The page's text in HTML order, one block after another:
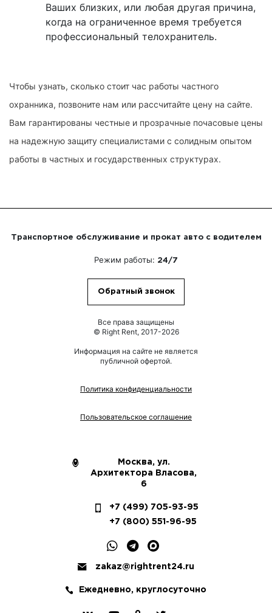
Ваших близких, или любая другая причина,
когда на ограниченное время требуется
профессиональный телохранитель.
Чтобы узнать, сколько стоит час работы частного
охранника, позвоните нам или рассчитайте цену на сайте.
Вам гарантированы честные и прозрачные почасовые цены
на надежную защиту специалистами с солидным опытом
работы в частных и государственных структурах.
Транспортное обслуживание и прокат авто с водителем
Режим работы: 24/7
Обратный звонок
Все права защищены
© Right Rent, 2017-2026
Информация на сайте не является
публичной офертой.
Политика конфиденциальности
Пользовательское соглашение
Москва, ул.
Архитектора Власова,
6
+7 (499) 705-93-95
+7 (800) 551-96-95
zakaz@rightrent24.ru
Ежедневно, круглосуточно